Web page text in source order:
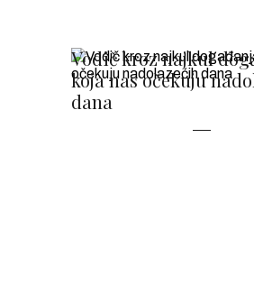
Vodič kroz najkul
koja nas očekuju
dana